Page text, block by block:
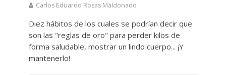
Carlos Eduardo Rosas Maldonado
Diez hábitos de los cuales se podrían decir que
son las "reglas de oro" para perder kilos de
forma saludable, mostrar un lindo cuerpo... ¡Y
mantenerlo!